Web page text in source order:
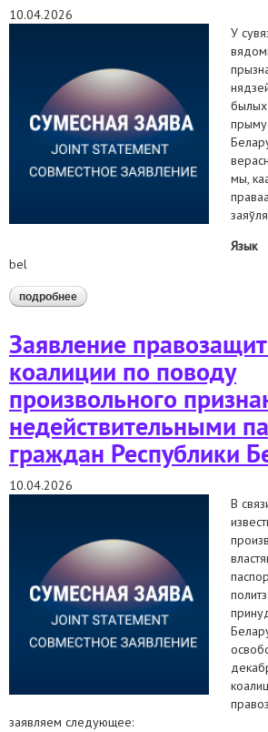
10.04.2026
У
былых
мы,
Язык
bel
подробнее о заява праваабарончай кааліцыі
прызнання нядзейнымі пашпартоў
Заявление
коалиции по поводу
произвольного
недействительными
граждан Республики
10.04.2026
В
заявляем следующее: